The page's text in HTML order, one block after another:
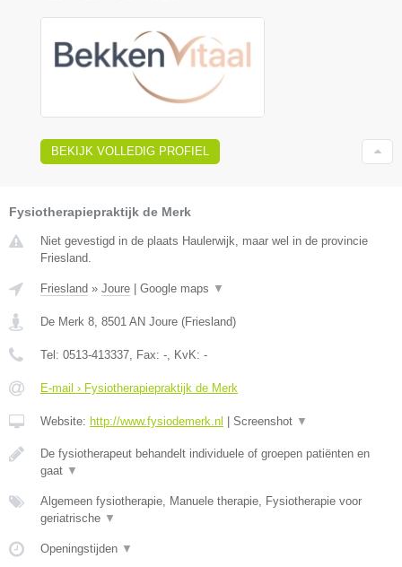
BEKIJK VOLLEDIG PROFIEL
Fysiotherapiepraktijk de Merk
Niet gevestigd in de plaats Haulerwijk, maar wel in de provincie
Friesland.
Friesland » Joure Google maps ▼
De Merk 8, 8501 AN Joure (Friesland)
Tel: 0513-413337, Fax: -, KvK: -
E-mail › Fysiotherapiepraktijk de Merk
Website: http://www.fysiodemerk.nl Screenshot ▼
De fysiotherapeut behandelt individuele of groepen patiënten en
gaat ▼
Algemeen fysiotherapie, Manuele therapie, Fysiotherapie voor
geriatrische ▼
Openingstijden ▼